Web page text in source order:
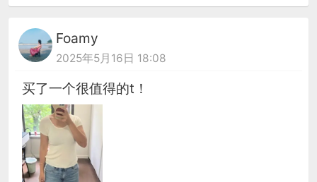
Foamy
2025年5月16日 18:08
买了一个很值得的t！